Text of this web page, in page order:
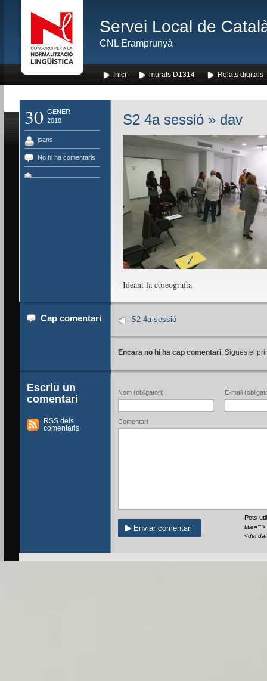
Servei Local de
CNL Eramprunyà
Inici murals D1314 Relats digitals
30 GENER
2018
jsans
No hi ha comentaris
S2 4a sessió» dav
Ideant la coreografia
Cap comentari S2 4a sessió
Encara no hi ha cap comentari. Sigues el
Escriu un
comentari
RSS dels
comentaris
Nom (obligatori) E-mail
Comentari
Pots
<del